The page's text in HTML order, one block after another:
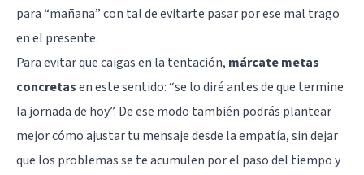
para “mañana” con tal de evitarte pasar por ese mal trago
en el presente.
Para evitar que caigas en la tentación, márcate metas
concretasen este sentido: “se lo diré antes de que termine
la jornada de hoy”. De ese modo también podrás plantear
mejor cómo ajustar tu mensaje desde la empatía, sin dejar
que los problemas se te acumulen por el paso del tiempo y